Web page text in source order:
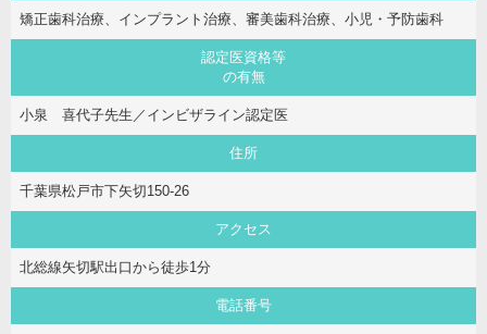
矯正歯科治療、インプラント治療、審美歯科治療、小児・予防歯科
認定医資格等
の有無
小泉 喜代子先生／インビザライン認定医
住所
千葉県松戸市下矢切150-26
アクセス
北総線矢切駅出口から徒歩1分
電話番号